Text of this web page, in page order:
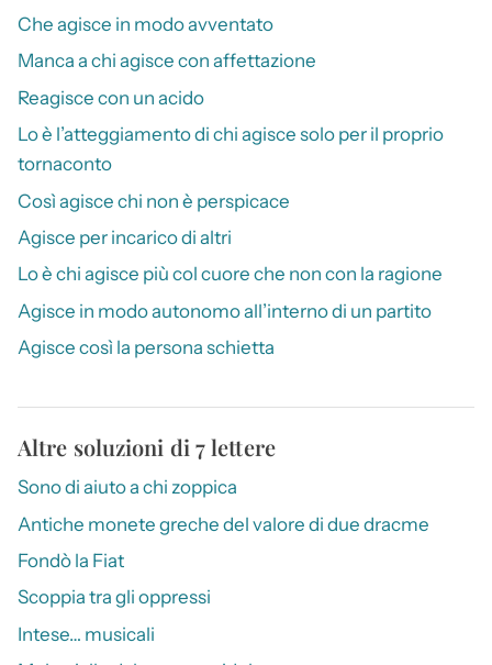
Che agisce in modo avventato
Manca a chi agisce con affettazione
Reagisce con un acido
Lo è l’atteggiamento di chi agisce solo per il proprio
tornaconto
Così agisce chi non è perspicace
Agisce per incarico di altri
Lo è chi agisce più col cuore che non con la ragione
Agisce in modo autonomo all’interno di un partito
Agisce così la persona schietta
Altre soluzioni di 7 lettere
Sono di aiuto a chi zoppica
Antiche monete greche del valore di due dracme
Fondò la Fiat
Scoppia tra gli oppressi
Intese… musicali